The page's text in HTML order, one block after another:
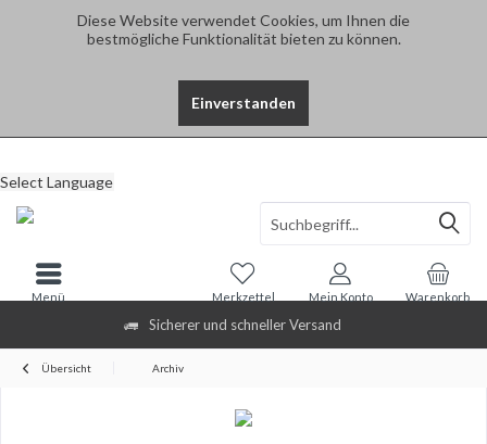
Diese Website verwendet Cookies, um Ihnen die
bestmögliche Funktionalität bieten zu können.
Einverstanden
Sicherer und schneller Versand
Select Language
Warenkorb
Merkzettel Mein Konto
Menü
Übersicht Archiv